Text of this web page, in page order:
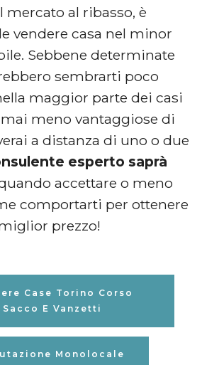
mercato al ribasso, è
vendere casa nel minor
Sebbene determinate
sembrarti poco
maggior parte dei casi
meno vantaggiose di
a distanza di uno o due
esperto saprà
accettare o meno
comportarti per ottenere
prezzo!
Case Torino Corso
Sacco E Vanzetti
Monolocale